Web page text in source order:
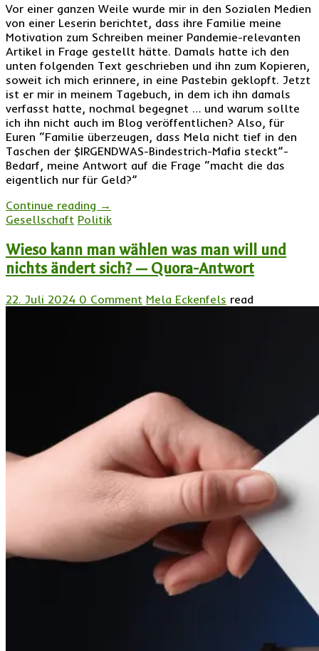
Vor einer ganzen Weile wurde mir in den Sozialen Medien
von einer Leserin berichtet, dass ihre Familie meine
Motivation zum Schreiben meiner Pandemie-relevanten
Artikel in Frage gestellt hätte. Damals hatte ich den
unten folgenden Text geschrieben und ihn zum Kopieren,
soweit ich mich erinnere, in eine Pastebin geklopft. Jetzt
ist er mir in meinem Tagebuch, in dem ich ihn damals
verfasst hatte, nochmal begegnet … und warum sollte
ich ihn nicht auch im Blog veröffentlichen? Also, für
Euren “Familie überzeugen, dass Mela nicht tief in den
Taschen der $IRGENDWAS-Bindestrich-Mafia steckt”-
Bedarf, meine Antwort auf die Frage “macht die das
eigentlich nur für Geld?”
Continue reading →
Gesellschaft Politik
Wieso kann man wählen was man will und
nichts ändert sich? — Quora-Antwort
22. Juli 2024 0 Comment Mela Eckenfels read